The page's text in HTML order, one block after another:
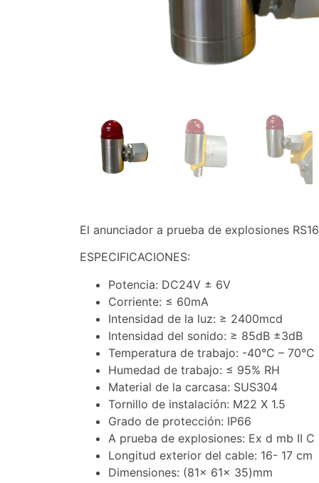
El anunciador a prueba de explosiones
ESPECIFICACIONES:
Potencia: DC24V ± 6V
Corriente: ≤ 60mA
Intensidad de la luz: ≥ 2400mcd
Intensidad del sonido: ≥ 85dB ±3dB
Temperatura de trabajo: -40°C – 70°C
Humedad de trabajo: ≤ 95% RH
Material de la carcasa: SUS304
Tornillo de instalación: M22 X 1.5
Grado de protección: IP66
A prueba de explosiones: Ex d mb II C
Longitud exterior del cable: 16- 17 cm
Dimensiones: (81x 61x 35)mm